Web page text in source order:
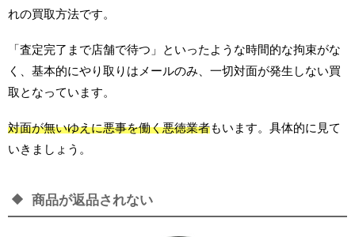
れの買取方法です。
「査定完了まで店舗で待つ」といったような時間的な拘束がな
く、基本的にやり取りはメールのみ、一切対面が発生しない買
取となっています。
対面が無いゆえに悪事を働く悪徳業者もいます。具体的に見て
いきましょう。
商品が返品されない